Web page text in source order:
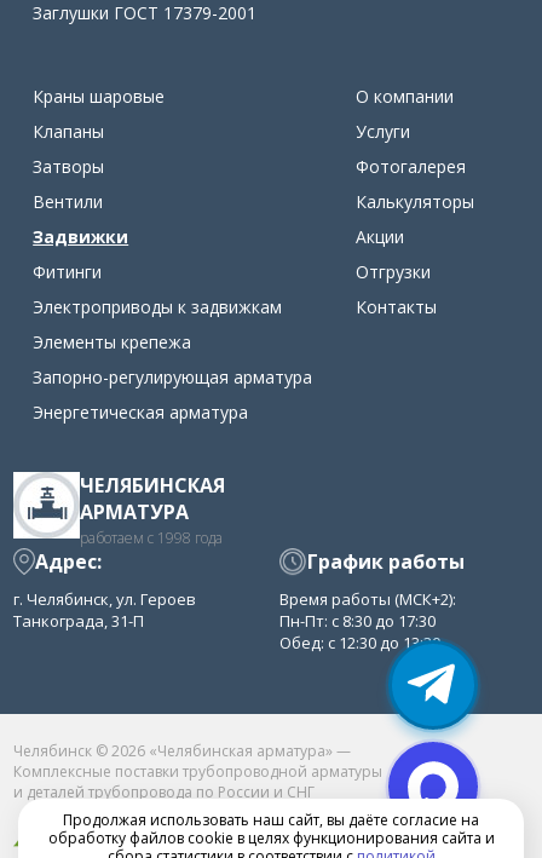
Заглушки ГОСТ 17379-2001
Краны шаровые
Клапаны
Затворы
Вентили
Задвижки
Фитинги
Электроприводы к задвижкам
Элементы крепежа
Запорно-регулирующая арматура
Энергетическая арматура
О компании
Услуги
Фотогалерея
Калькуляторы
Акции
Отгрузки
Контакты
ЧЕЛЯБИНСКАЯ
АРМАТУРА
работаем с 1998 года
Адрес:
г. Челябинск, ул. Героев
Танкограда, 31-П
График работы
Время работы (МСК+2):
Пн-Пт: с 8:30 до 17:30
Обед: с 12:30 до 13:30
Челябинск © 2026 «Челябинская арматура» —
Комплексные поставки трубопроводной арматуры
и деталей трубопровода по России и СНГ
Продолжая использовать наш сайт, вы даёте согласие на
обработку файлов cookie в целях функционирования сайта и